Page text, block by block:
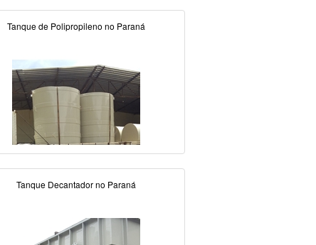
Tanque de Polipropileno no Paraná
Tanque Decantador no Paraná